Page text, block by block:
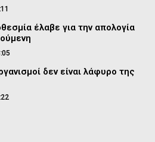
έλαβε για την απολογία
δεν είναι λάφυρο της